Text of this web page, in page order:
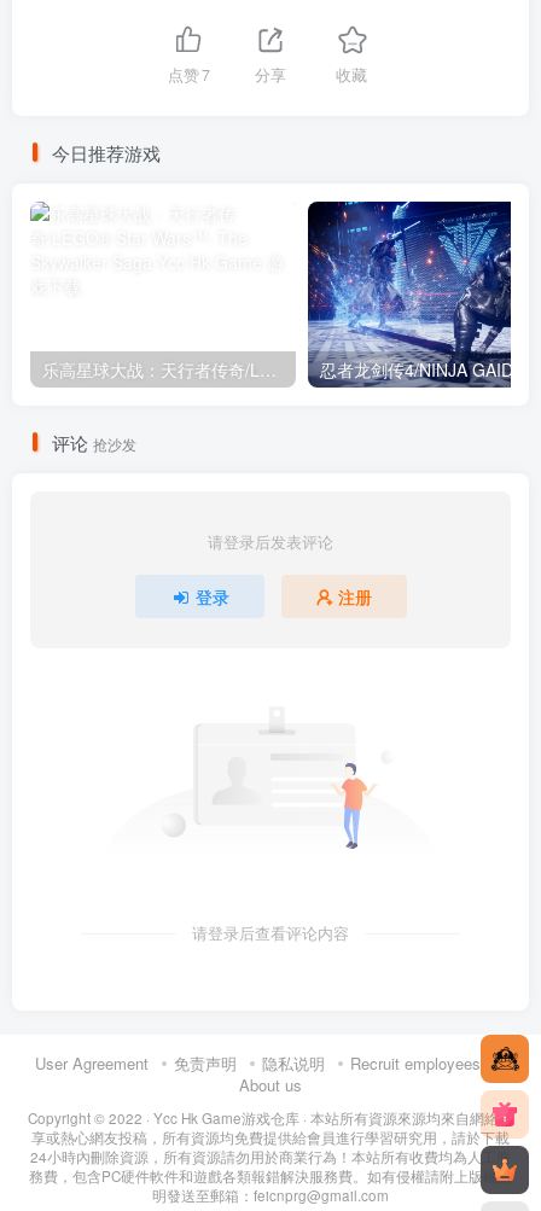
点赞7 分享 收藏
今日推荐游戏
忍者龙剑传4/NINJA GAIDEN
评论 抢沙发
请登录后发表评论
登录 注册
请登录后查看评论内容
User Agreement 免责声明 隐私说明
Recruit employees
About us
Copyright © 2022 · Ycc Hk Game游戏仓库 · 本站所有資源來源均來自網絡分
享或熱心網友投稿，所有資源均免費提供給會員進行學習研究用，請於下載
24小時內刪除資源，所有資源請勿用於商業行為！本站所有收費均為人工服
務費，包含PC硬件軟件和遊戲各類報錯解決服務費。如有侵權請附上版權證
明發送至郵箱：feicnprg@gmail.com